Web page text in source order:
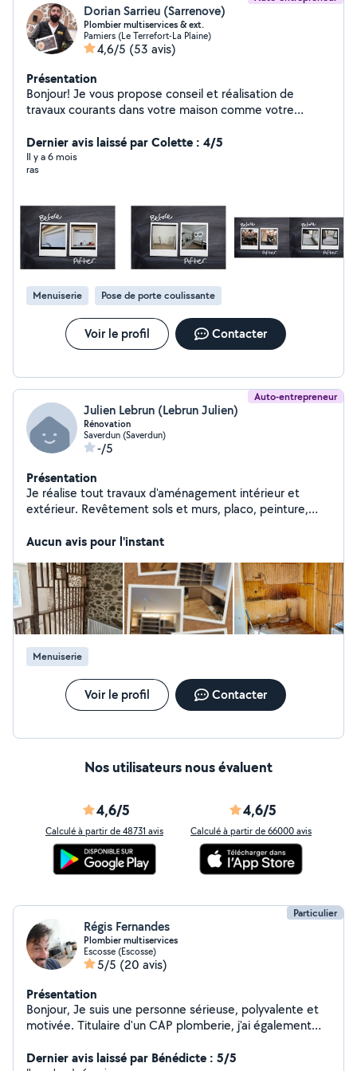
Dorian Sarrieu (Sarrenove)
Plombier multiservices & ext.
Pamiers (Le Terrefort-La Plaine)
4,6/5 (53 avis)
Présentation
Bonjour! Je vous propose conseil et réalisation de
travaux courants dans votre maison comme votre
peut aussi voir le jour selon vos envies. Plutôt réactif et
soucieux des urgences, n'hésitez pas à me contacter
pour étudier votre demande. Avec motivation. Pour
d'intervention, veuillez vous rapprocher de la page
facebook SARRENOVE EI SARRENOVE
Dernier avis laissé par Colette : 4/5
Il y a 6 mois
ras
Menuiserie Pose de porte coulissante
Voir le profil Contacter
Auto-entrepreneur
Julien Lebrun (Lebrun Julien)
Rénovation
Saverdun (Saverdun)
-/5
Présentation
Je réalise tout travaux d'aménagement intérieur et
extérieur. Revêtement sols et murs, placo, peinture,
ans d'expérience dans le domaine. Équipé et sérieux.
Aucun avis pour l'instant
Menuiserie
Voir le profil Contacter
Nos utilisateurs nous évaluent
4,6/5
Calculé à partir de 48731 avis
4,6/5
Calculé à partir de 66000 avis
Particulier
Régis Fernandes
Plombier multiservices
Escosse (Escosse)
5/5 (20 avis)
Présentation
Bonjour, Je suis une personne sérieuse, polyvalente et
motivée. Titulaire d'un CAP plomberie, j'ai également
qui m'a permis de développer de nombreuses
Dernier avis laissé par Bénédicte : 5/5